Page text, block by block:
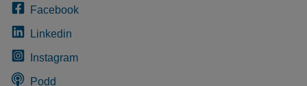
Facebook
Linkedin
Instagram
Podd